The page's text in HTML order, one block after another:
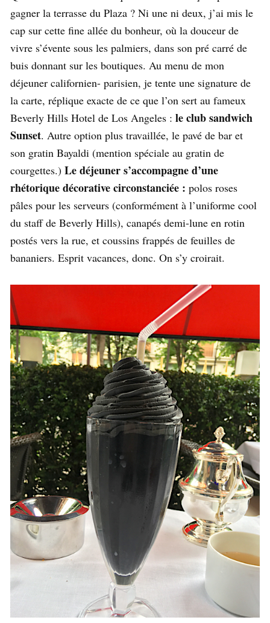
gagner la terrasse du Plaza ? Ni une ni deux, j’ai mis le
cap sur cette fine allée du bonheur, où la douceur de
vivre s’évente sous les palmiers, dans son pré carré de
buis donnant sur les boutiques. Au menu de mon
déjeuner californien- parisien, je tente une signature de
la carte, réplique exacte de ce que l’on sert au fameux
Beverly Hills Hotel de Los Angeles : le club sandwich
Sunset. Autre option plus travaillée, le pavé de bar et
son gratin Bayaldi (mention spéciale au gratin de
courgettes.) Le déjeuner s’accompagne d’une
rhétorique décorative circonstanciée : polos roses
pâles pour les serveurs (conformément à l’uniforme cool
du staff de Beverly Hills), canapés demi-lune en rotin
postés vers la rue, et coussins frappés de feuilles de
bananiers. Esprit vacances, donc. On s’y croirait.